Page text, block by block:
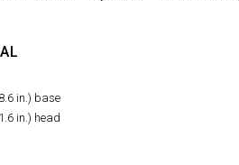
in.) base
in.) head